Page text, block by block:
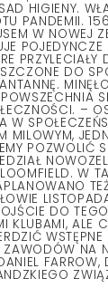
HIGIENY.
PANDEMII.
W NOWEJ
PRZYLECIAŁY
DO
–
W
MILOWYM,
POZWOLIĆ
W
DO
KLUBAMI, ALE
ZAWODÓW NA
FARROW,